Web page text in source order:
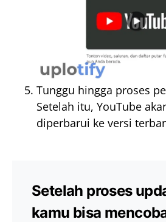
Tunggu hingga proses
Setelah itu, YouTube
diperbarui ke versi
Setelah proses
kamu bisa